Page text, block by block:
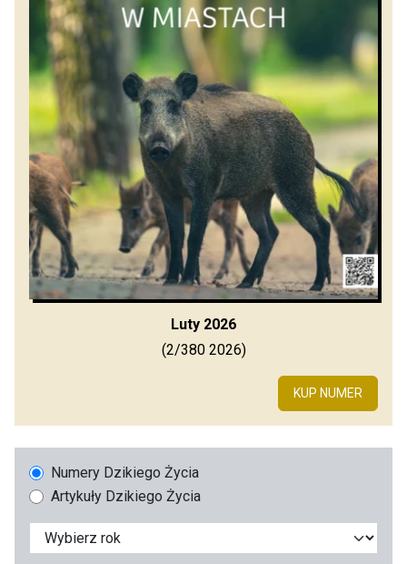
Luty 2026
(2/380 2026)
KUP NUMER
Numery Dzikiego Życia
Artykuły Dzikiego Życia